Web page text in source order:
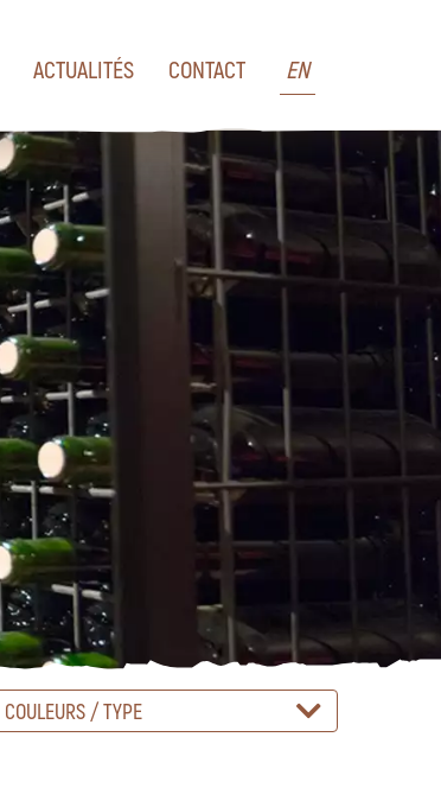
ACTUALITÉS CONTACT EN
COULEURS / TYPE